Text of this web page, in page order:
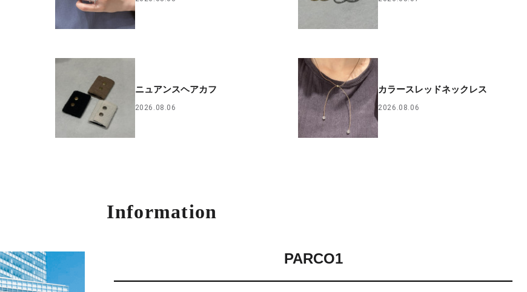
ニュアンスヘアカフ
2026.08.06
カラースレッドネックレス
2026.08.06
Information
PARCO1